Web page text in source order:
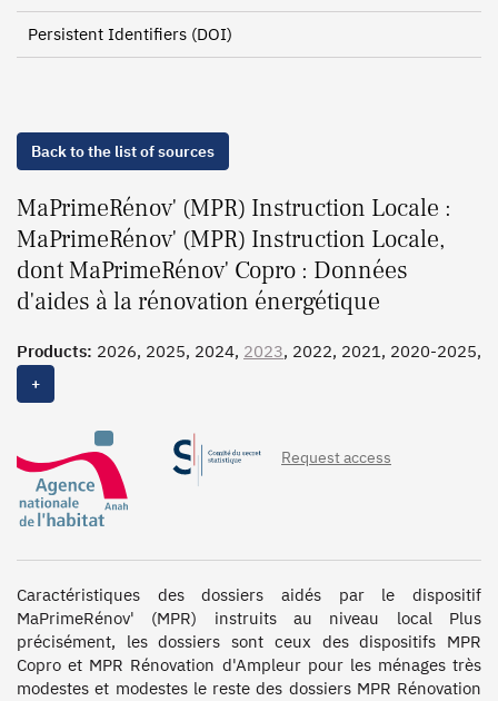
Persistent Identifiers (DOI)
Back to the list of sources
MaPrimeRénov' (MPR) Instruction Locale :
MaPrimeRénov' (MPR) Instruction Locale,
dont MaPrimeRénov' Copro : Données
d'aides à la rénovation énergétique
Products: 2026, 2025, 2024, 2023, 2022, 2021, 2020-2025,
2020
+
Request access
Caractéristiques des dossiers aidés par le dispositif
MaPrimeRénov' (MPR) instruits au niveau local Plus
précisément, les dossiers sont ceux des dispositifs MPR
Copro et MPR Rénovation d'Ampleur pour les ménages très
modestes et modestes le reste des dossiers MPR Rénovation